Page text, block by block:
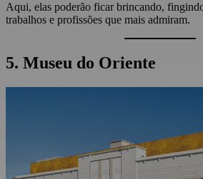
Aqui, elas poderão ficar brincando,
trabalhos e profissões que mais admiram.
5. Museu do Oriente